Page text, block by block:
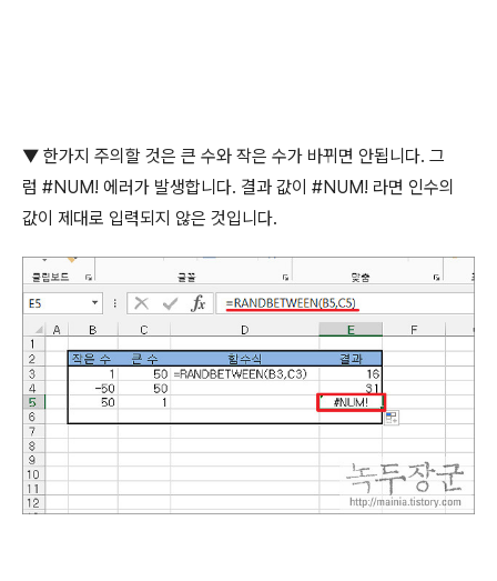
▼ 한가지 주의할 것은 큰 수와 작은 수가 바뀌면 안됩니다. 그
럼 #NUM! 에러가 발생합니다. 결과 값이 #NUM! 라면 인수의
값이 제대로 입력되지 않은 것입니다.